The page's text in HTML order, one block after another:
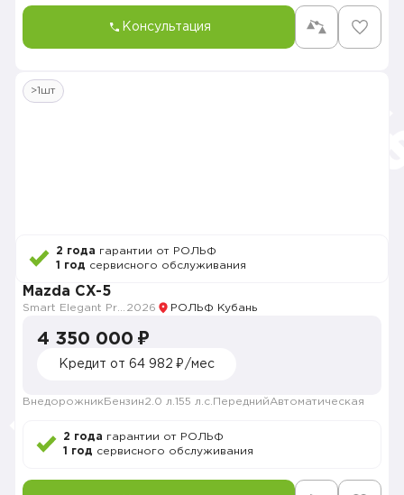
Консультация
>1шт
2 года гарантии от РОЛЬФ
1 год сервисного обслуживания
Mazda CX-5
2026 РОЛЬФ Кубань
4 350 000 ₽
Кредит от 64 982 ₽/мес
Внедорожник Бензин2.0 л. 155 л.с. ПереднийАвтоматическая
2 года гарантии от РОЛЬФ
1 год сервисного обслуживания